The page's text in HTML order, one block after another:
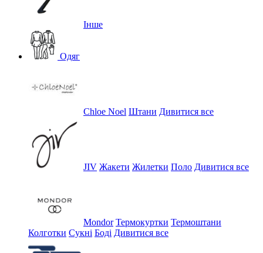
Інше
Одяг
Chloe Noel Штани Дивитися все
JIV Жакети Жилетки Поло Дивитися все
Mondor Термокуртки Термоштани
Колготки Сукні Боді Дивитися все